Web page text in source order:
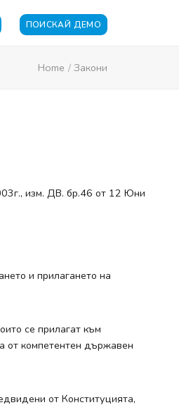
ПОИСКАЙ ДЕМО
Home / Закони
изм. ДВ. бр.46 от 12 Юни
и прилагането на
се прилагат към
от компетентен държавен
от Конституцията,